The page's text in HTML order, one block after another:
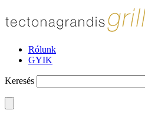
Rólunk
GYIK
Keresés